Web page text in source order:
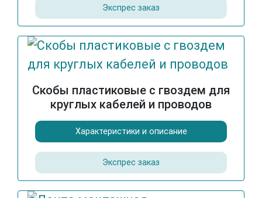
Экспрес заказ
Скобы пластиковые с гвоздем для
круглых кабелей и проводов
Характеристики и описание
Экспрес заказ